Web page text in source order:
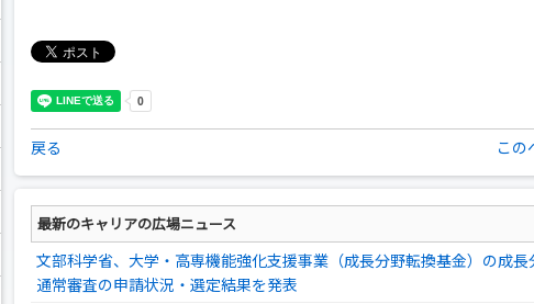
戻る この
最新のキャリアの広場ニュース
文部科学省、大学・高専機能強化支援事業（成長分野転換基金）の成長
通常審査の申請状況・選定結果を発表